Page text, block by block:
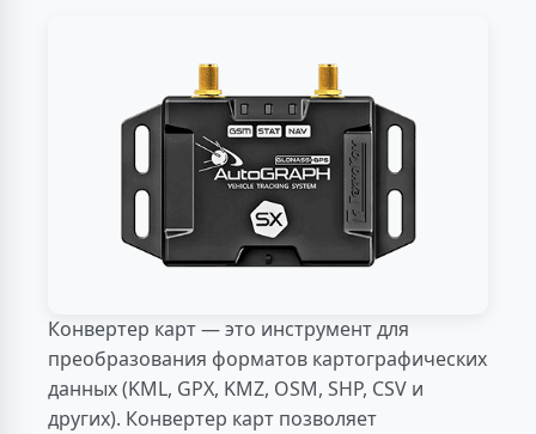
Конвертер карт — это инструмент для
преобразования форматов картографических
данных (KML, GPX, KMZ, OSM, SHP, CSV и
других). Конвертер карт позволяет